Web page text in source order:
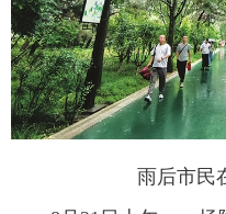
雨后市民